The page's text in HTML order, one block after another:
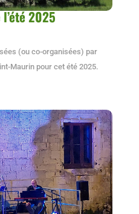
2025
(ou co-organisées) par
Maurin pour cet été 2025.